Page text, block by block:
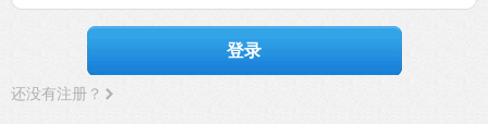
登录
还没有注册？